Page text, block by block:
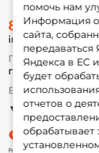
помочь нам
Информация
сайта,
передаваться
Яндекса в ЕС
будет
отчетов о
8 (495) 532-
info@foxfishing.ru
По вопросам с
г. Москва, ул.
Ежедневно 10:00